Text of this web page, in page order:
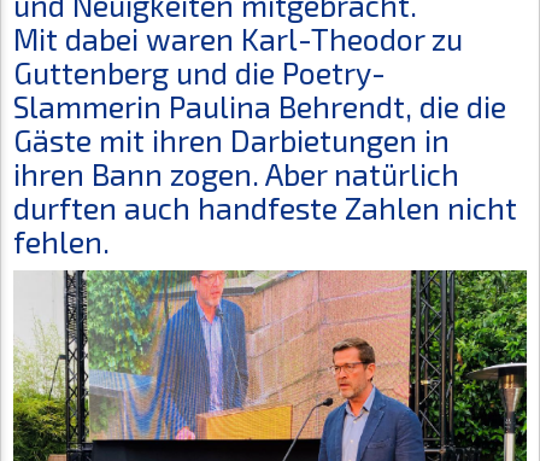
Mit dabei waren Karl-Theodor zu
Guttenberg und die Poetry-
Slammerin Paulina Behrendt, die die
Gäste mit ihren Darbietungen in
ihren Bann zogen. Aber natürlich
durften auch handfeste Zahlen nicht
fehlen.